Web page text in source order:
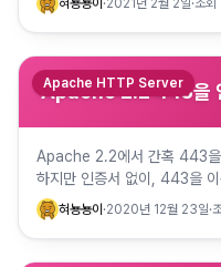
혀뇽뇽이 ·2021년 2월 2일·조회
Apache 2.2 443을
Apache HTTP Server
Apache 2.2에서 간혹 443을
하지만 인증서 없이, 443을
가 발생한다. [Tue Dec 25
혀뇽뇽이 ·2020년 12월 23일·